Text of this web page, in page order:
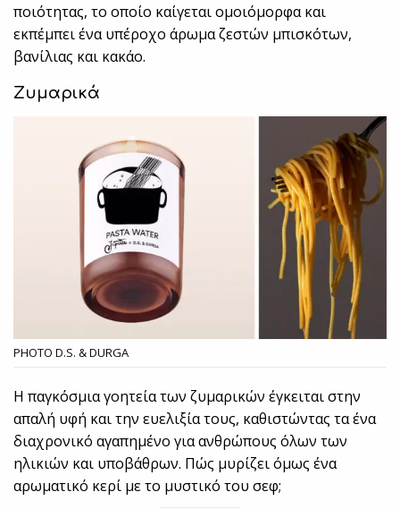
ποιότητας, το οποίο καίγεται ομοιόμορφα και
εκπέμπει ένα υπέροχο άρωμα ζεστών μπισκότων,
βανίλιας και κακάο.
Ζυμαρικά
PHOTO D.S. & DURGA
Η παγκόσμια γοητεία των ζυμαρικών έγκειται στην
απαλή υφή και την ευελιξία τους, καθιστώντας τα ένα
διαχρονικό αγαπημένο για ανθρώπους όλων των
ηλικιών και υποβάθρων. Πώς μυρίζει όμως ένα
αρωματικό κερί με το μυστικό του σεφ;